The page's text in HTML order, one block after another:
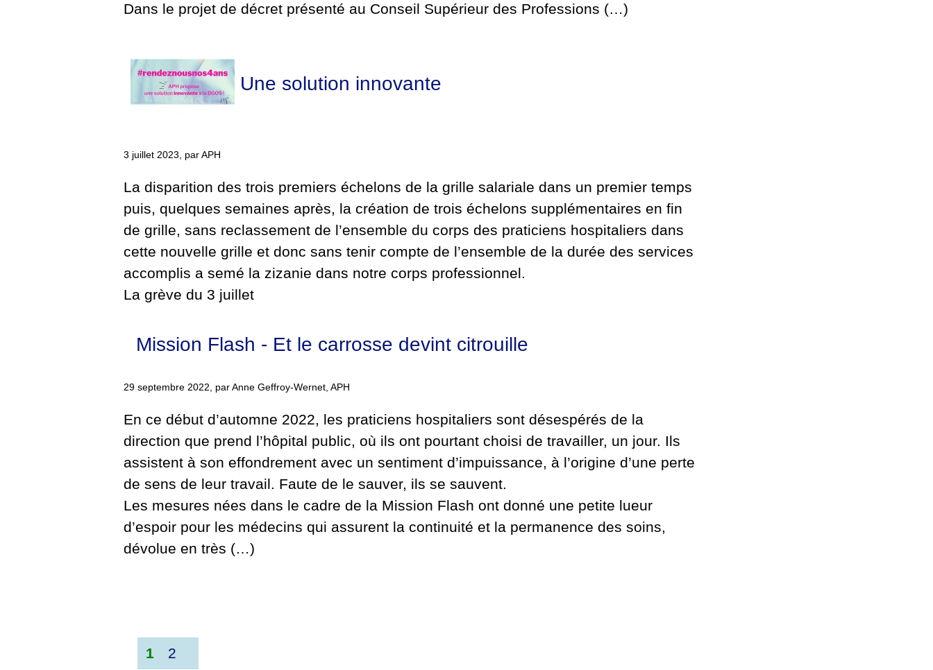
Dans le projet de décret présenté au Conseil Supérieur des Professions (…)
Une solution innovante
3 juillet 2023, par APH
La disparition des trois premiers échelons de la grille salariale dans un premier temps
puis, quelques semaines après, la création de trois échelons supplémentaires en fin
de grille, sans reclassement de l’ensemble du corps des praticiens hospitaliers dans
cette nouvelle grille et donc sans tenir compte de l’ensemble de la durée des services
accomplis a semé la zizanie dans notre corps professionnel.
La grève du 3 juillet
Mission Flash - Et le carrosse devint citrouille
29 septembre 2022, par Anne Geffroy-Wernet, APH
En ce début d’automne 2022, les praticiens hospitaliers sont désespérés de la
direction que prend l’hôpital public, où ils ont pourtant choisi de travailler, un jour. Ils
assistent à son effondrement avec un sentiment d’impuissance, à l’origine d’une perte
de sens de leur travail. Faute de le sauver, ils se sauvent.
Les mesures nées dans le cadre de la Mission Flash ont donné une petite lueur
d’espoir pour les médecins qui assurent la continuité et la permanence des soins,
dévolue en très (…)
1 2